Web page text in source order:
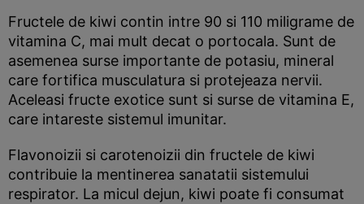
Fructele de kiwi contin intre 90 si 110 miligrame de
vitamina C, mai mult decat o portocala. Sunt de
asemenea surse importante de potasiu, mineral
care fortifica musculatura si protejeaza nervii.
Aceleasi fructe exotice sunt si surse de vitamina E,
care intareste sistemul imunitar.
Flavonoizii si carotenoizii din fructele de kiwi
contribuie la mentinerea sanatatii sistemului
respirator. La micul dejun, kiwi poate fi consumat